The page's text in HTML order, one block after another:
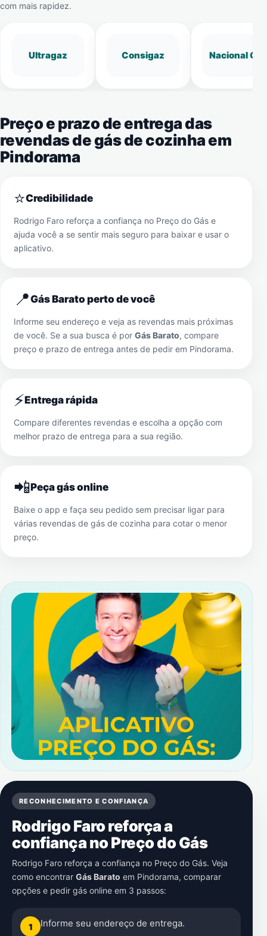
com mais rapidez.
Ultragaz Consigaz Nacional Gás
Preço e prazo de entrega das
revendas de gás de cozinha em
Pindorama
⭐Credibilidade
Rodrigo Faro reforça a confiança no Preço do Gás e
ajuda você a se sentir mais seguro para baixar e usar o
aplicativo.
📍Gás Barato perto de você
Informe seu endereço e veja as revendas mais próximas
de você. Se a sua busca é por Gás Barato, compare
preço e prazo de entrega antes de pedir em Pindorama.
⚡Entrega rápida
Compare diferentes revendas e escolha a opção com
melhor prazo de entrega para a sua região.
📲Peça gás online
Baixe o app e faça seu pedido sem precisar ligar para
várias revendas de gás de cozinha para cotar o menor
preço.
RECONHECIMENTO E CONFIANÇA
Rodrigo Faro reforça a
confiança no Preço do Gás
Rodrigo Faro reforça a confiança no Preço do Gás. Veja
como encontrar Gás Barato em Pindorama, comparar
opções e pedir gás online em 3 passos:
1 Informe seu endereço de entrega.